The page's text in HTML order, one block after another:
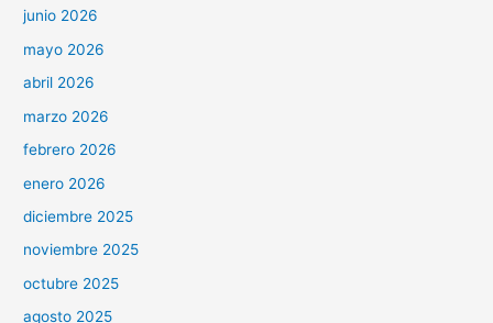
junio 2026
mayo 2026
abril 2026
marzo 2026
febrero 2026
enero 2026
diciembre 2025
noviembre 2025
octubre 2025
agosto 2025